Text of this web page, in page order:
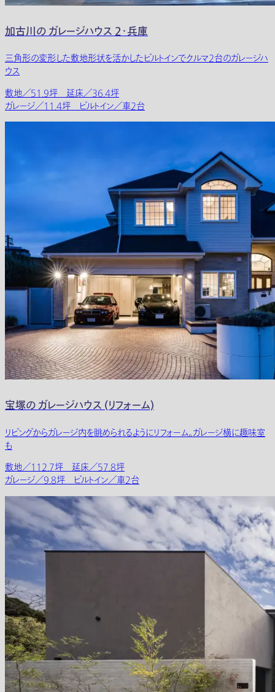
加古川の ガレージハウス 2・兵庫
三角形の変形した敷地形状を活かしたビルトインでクルマ2台のガレージハ
ウス
敷地／51.9坪 延床／36.4坪
ガレージ／11.4坪 ビルトイン／車2台
宝塚の ガレージハウス (リフォーム)
リビングからガレージ内を眺められるようにリフォーム。ガレージ横に趣味室
も
敷地／112.7坪 延床／57.8坪
ガレージ／9.8坪 ビルトイン／車2台